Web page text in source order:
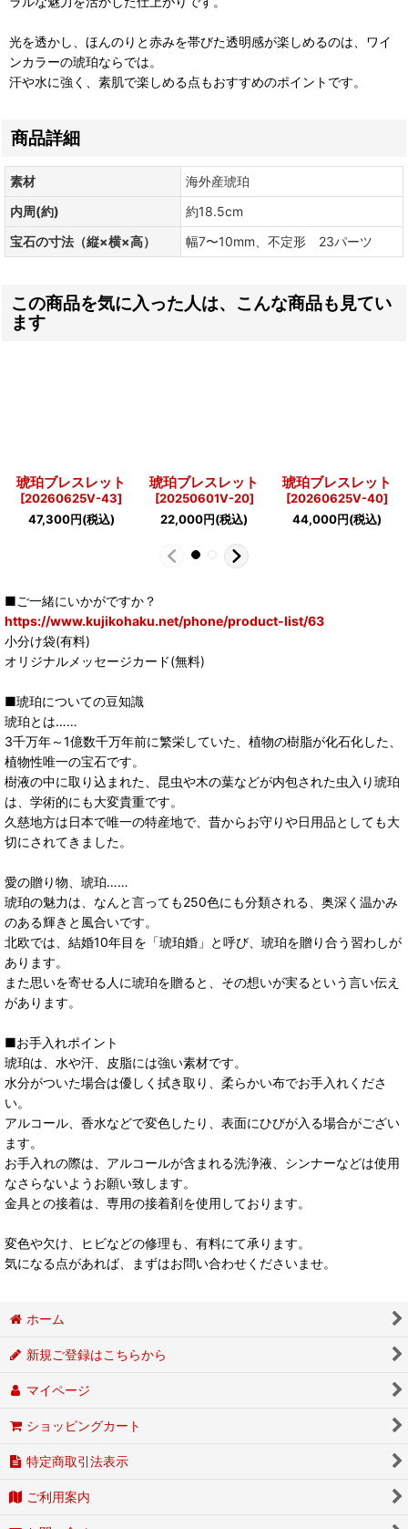
光を透かし、ほんのりと赤みを帯びた透明感が楽しめるのは、ワイ
ンカラーの琥珀ならでは。
汗や水に強く、素肌で楽しめる点もおすすめのポイントです。
商品詳細
素材
海外産琥珀
内周(約)
約18.5cm
宝石の寸法（縦×横×高）
幅7〜10mm、不定形 23パーツ
この商品を気に入った人は、こんな商品も見てい
ます
琥珀ブレスレット
[20260625V-43]
47,300円(税込)
琥珀ブレスレット
[20250601V-20]
22,000円(税込)
琥珀ブレスレット
[20260625V-40]
44,000円(税込)
■ご一緒にいかがですか？
https://www.kujikohaku.net/phone/product-list/63
小分け袋(有料)
オリジナルメッセージカード(無料)
■琥珀についての豆知識
琥珀とは……
3千万年～1億数千万年前に繁栄していた、植物の樹脂が化石化した、
植物性唯一の宝石です。
樹液の中に取り込まれた、昆虫や木の葉などが内包された虫入り琥珀
は、学術的にも大変貴重です。
久慈地方は日本で唯一の特産地で、昔からお守りや日用品としても大
切にされてきました。
愛の贈り物、琥珀……
琥珀の魅力は、なんと言っても250色にも分類される、奥深く温かみ
のある輝きと風合いです。
北欧では、結婚10年目を「琥珀婚」と呼び、琥珀を贈り合う習わしが
あります。
また思いを寄せる人に琥珀を贈ると、その想いが実るという言い伝え
があります。
■お手入れポイント
琥珀は、水や汗、皮脂には強い素材です。
水分がついた場合は優しく拭き取り、柔らかい布でお手入れくださ
い。
アルコール、香水などで変色したり、表面にひびが入る場合がござい
ます。
お手入れの際は、アルコールが含まれる洗浄液、シンナーなどは使用
なさらないようお願い致します。
金具との接着は、専用の接着剤を使用しております。
変色や欠け、ヒビなどの修理も、有料にて承ります。
気になる点があれば、まずはお問い合わせくださいませ。
ホーム
新規ご登録はこちらから
マイページ
ショッピングカート
特定商取引法表示
ご利用案内